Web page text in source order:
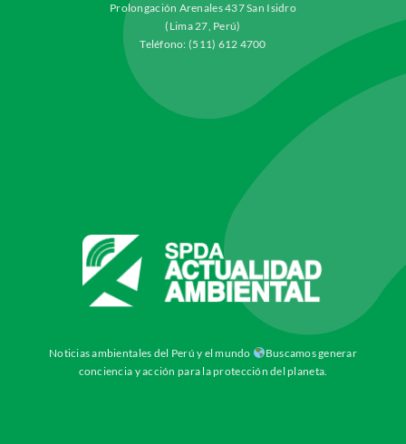
Prolongación Arenales 437 San Isidro
(Lima 27, Perú)
Teléfono: (511) 612 4700
Noticias ambientales del Perú y el mundo
Buscamos generar
conciencia y acción para la protección del planeta.